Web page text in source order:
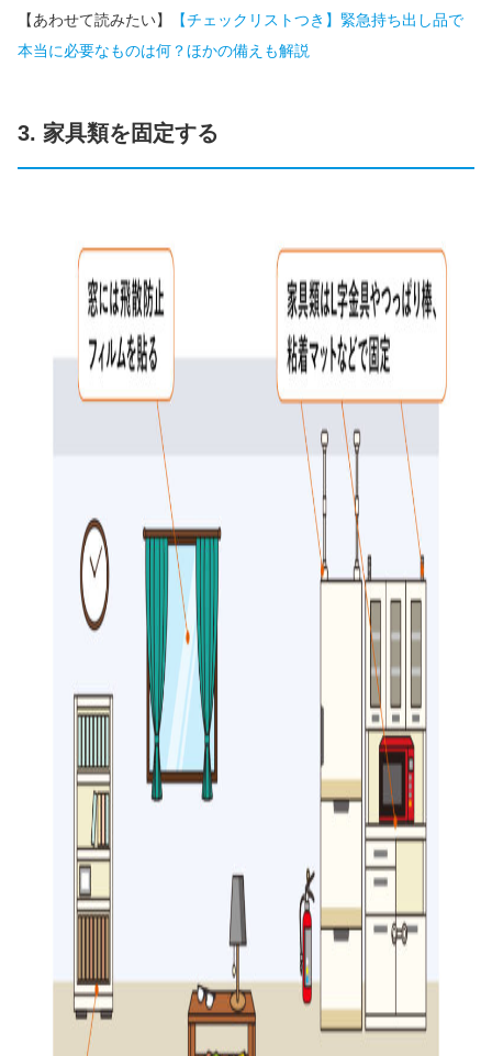
【あわせて読みたい】
【チェックリストつき】緊急持ち出し品で
本当に必要なものは何？ほかの備えも解説
3. 家具類を固定する